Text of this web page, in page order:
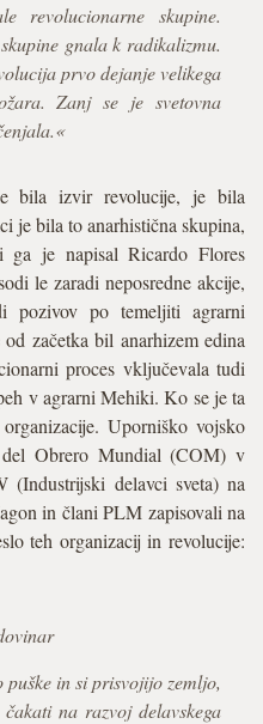
revolucionarne skupine.
gnala k radikalizmu.
prvo dejanje velikega
Zanj se je svetovna
bila izvir revolucije, je bila
je bila to anarhistična skupina,
je napisal Ricardo Flores
le zaradi neposredne akcije,
pozivov po temeljiti agrarni
začetka bil anarhizem edina
proces vključevala tudi
v agrarni Mehiki. Ko se je ta
Uporniško vojsko
Obrero Mundial (COM) v
delavci sveta) na
in člani PLM zapisovali na
teh organizacij in revolucije:
in si prisvojijo zemljo,
na razvoj delavskega